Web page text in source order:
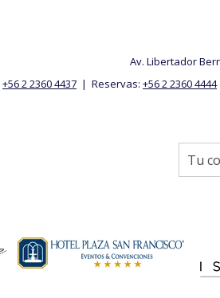
Av. Libertador
+56 2 2360 4437 | Reservas: +56 2 2360 4444